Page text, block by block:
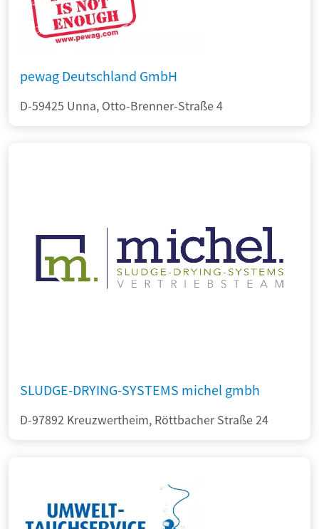
pewag Deutschland GmbH
D-59425 Unna, Otto-Brenner-Straße 4
SLUDGE-DRYING-SYSTEMS michel gmbh
D-97892 Kreuzwertheim, Röttbacher Straße 24